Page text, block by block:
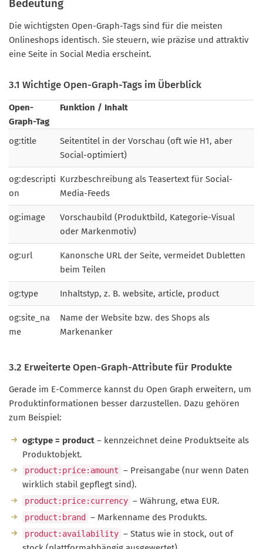
Bedeutung
Die wichtigsten Open-Graph-Tags sind für die meisten
Onlineshops identisch. Sie steuern, wie präzise und attraktiv
eine Seite in Social Media erscheint.
3.1 Wichtige Open-Graph-Tags im Überblick
Open-
Graph-Tag
Funktion / Inhalt
og:title
Seitentitel in der Vorschau (oft wie H1, aber
Social-optimiert)
og:descripti
on
Kurzbeschreibung als Teasertext für Social-
Media-Feeds
og:image
Vorschaubild (Produktbild, Kategorie-Visual
oder Markenmotiv)
og:url
Kanonsche URL der Seite, vermeidet Dubletten
beim Teilen
og:type Inhaltstyp, z. B. website, article, product
og:site_na
me
Name der Website bzw. des Shops als
Markenanker
3.2 Erweiterte Open-Graph-Attribute für Produkte
Gerade im E-Commerce kannst du Open Graph erweitern, um
Produktinformationen besser darzustellen. Dazu gehören
zum Beispiel:
og:type = product– kennzeichnet deine Produktseite als
Produktobjekt.
product:price:amount – Preisangabe (nur wenn Daten
wirklich stabil gepflegt sind).
product:price:currency – Währung, etwa EUR.
product:brand – Markenname des Produkts.
product:availability – Status wie in stock, out of